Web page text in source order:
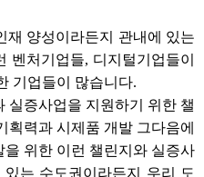
재 양성이라든지 관내에 있는
벤처기업들, 디지털기업들이
기업들이 많습니다.
실증사업을 지원하기 위한 챌
획력과 시제품 개발 그다음에
위한 이런 챌린지와 실증사
는 수도권이라든지 우리 도